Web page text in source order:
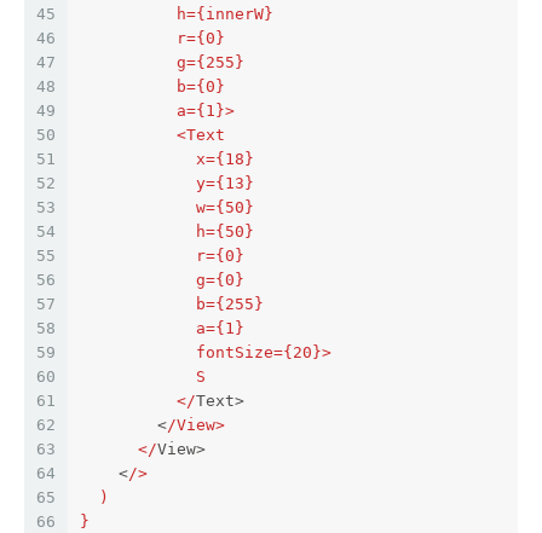
45
46
47
48
49
50
51
52
53
54
55
56
57
58
59
60
61
62
63
64
65
66
          h={innerW}
          r={0}
          g={255}
          b={0}
          a={1}>
          <Text
            x={18}
            y={13}
            w={50}
            h={50}
            r={0}
            g={0}
            b={255}
            a={1}
            fontSize={20}>
            S
          </
Text>
        <
/View>
      </
View>
    <
/>
  )
}